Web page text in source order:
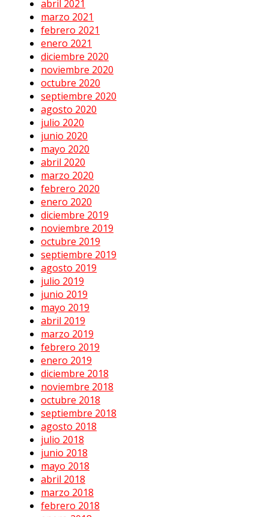
abril 2021
marzo 2021
febrero 2021
enero 2021
diciembre 2020
noviembre 2020
octubre 2020
septiembre 2020
agosto 2020
julio 2020
junio 2020
mayo 2020
abril 2020
marzo 2020
febrero 2020
enero 2020
diciembre 2019
noviembre 2019
octubre 2019
septiembre 2019
agosto 2019
julio 2019
junio 2019
mayo 2019
abril 2019
marzo 2019
febrero 2019
enero 2019
diciembre 2018
noviembre 2018
octubre 2018
septiembre 2018
agosto 2018
julio 2018
junio 2018
mayo 2018
abril 2018
marzo 2018
febrero 2018